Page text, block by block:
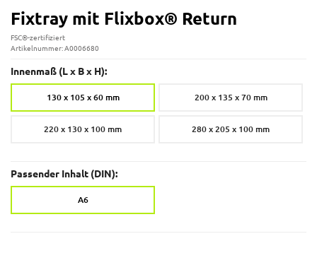
Fixtray mit Flixbox® Return
FSC®-zertifiziert
Artikelnummer: A0006680
Innenmaß (L x B x H):
130 x 105 x 60 mm 200 x 135 x 70 mm
220 x 130 x 100 mm 280 x 205 x 100 mm
Passender Inhalt (DIN):
A6